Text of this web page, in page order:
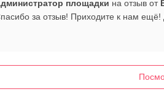
площадки на отзыв от
за отзыв! Приходите к нам ещё!